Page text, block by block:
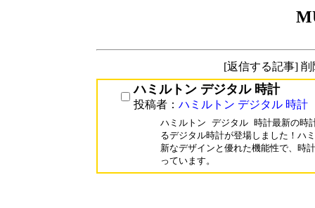
[返信する記事]
ハミルトン デジタル 時計
投稿者： ハミルトン デジタル 時計
ハミルトン デジタル 時計最新の時
るデジタル時計が登場しました！
新なデザインと優れた機能性で、時
っています。